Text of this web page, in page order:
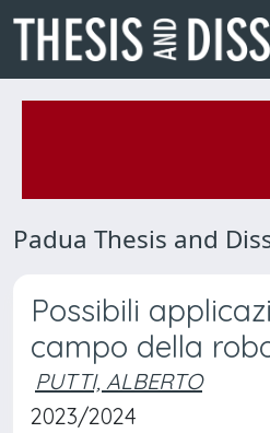
Padua Thesis and
Possibili
campo della
PUTTI, ALBERTO
2023/2024